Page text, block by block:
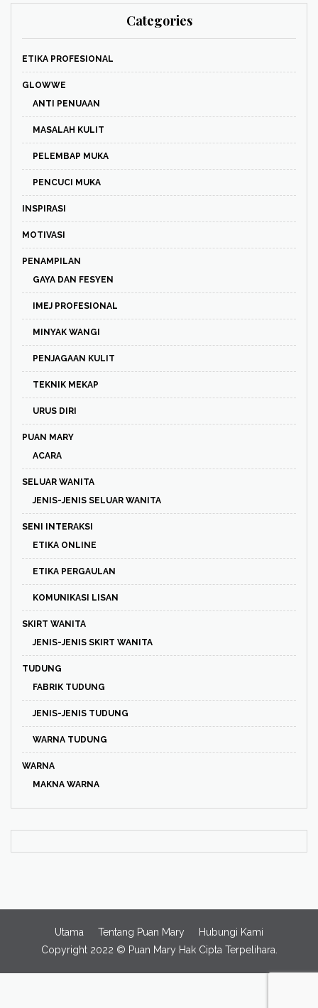
Categories
ETIKA PROFESIONAL
GLOWWE
ANTI PENUAAN
MASALAH KULIT
PELEMBAP MUKA
PENCUCI MUKA
INSPIRASI
MOTIVASI
PENAMPILAN
GAYA DAN FESYEN
IMEJ PROFESIONAL
MINYAK WANGI
PENJAGAAN KULIT
TEKNIK MEKAP
URUS DIRI
PUAN MARY
ACARA
SELUAR WANITA
JENIS-JENIS SELUAR WANITA
SENI INTERAKSI
ETIKA ONLINE
ETIKA PERGAULAN
KOMUNIKASI LISAN
SKIRT WANITA
JENIS-JENIS SKIRT WANITA
TUDUNG
FABRIK TUDUNG
JENIS-JENIS TUDUNG
WARNA TUDUNG
WARNA
MAKNA WARNA
Utama Tentang Puan Mary
Hubungi Kami
Copyright 2022 © Puan Mary Hak Cipta Terpelihara.